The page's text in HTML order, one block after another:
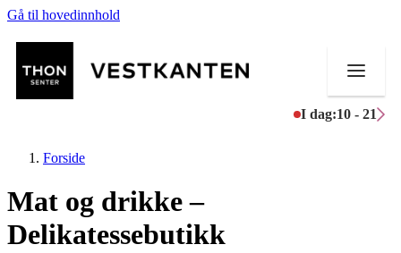
Gå til hovedinnhold
I dag:10 - 21
Butikker
Forside
Mat og drikke –
Delikatessebutikk